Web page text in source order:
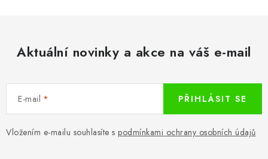
Aktuální novinky a akce na váš e-mail
E-mail
Vložením e-mailu souhlasíte s podmínkami ochrany osobních údajů
PŘIHLÁSIT SE